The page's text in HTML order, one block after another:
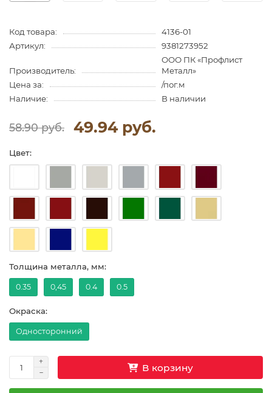
Код товара:
4136-01
Артикул:
9381273952
Производитель:
ООО ПК «Профлист
Металл»
Цена за:
/пог.м
Наличие:
В наличии
58.90 руб. 49.94 руб.
Цвет:
Толщина металла, мм:
0.35 0,45 0.4 0.5
Окраска:
Односторонний
В корзину